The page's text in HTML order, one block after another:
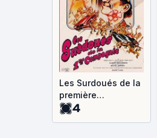
Les Surdoués de la
première
compagnie
4